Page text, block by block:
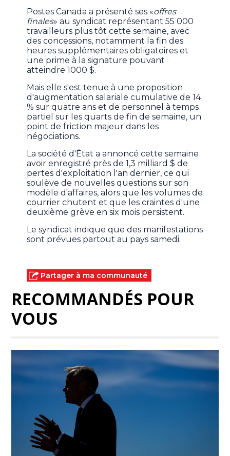
Postes Canada a présenté ses «offres
finales» au syndicat représentant 55 000
travailleurs plus tôt cette semaine, avec
des concessions, notamment la fin des
heures supplémentaires obligatoires et
une prime à la signature pouvant
atteindre 1000 $.
Mais elle s'est tenue à une proposition
d'augmentation salariale cumulative de 14
% sur quatre ans et de personnel à temps
partiel sur les quarts de fin de semaine, un
point de friction majeur dans les
négociations.
La société d'État a annoncé cette semaine
avoir enregistré près de 1,3 milliard $ de
pertes d'exploitation l'an dernier, ce qui
soulève de nouvelles questions sur son
modèle d'affaires, alors que les volumes de
courrier chutent et que les craintes d'une
deuxième grève en six mois persistent.
Le syndicat indique que des manifestations
sont prévues partout au pays samedi.
Partager à ma communauté
RECOMMANDÉS POUR
VOUS